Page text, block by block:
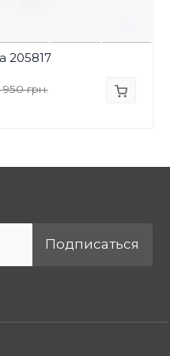
205817
950 грн.
Подписаться